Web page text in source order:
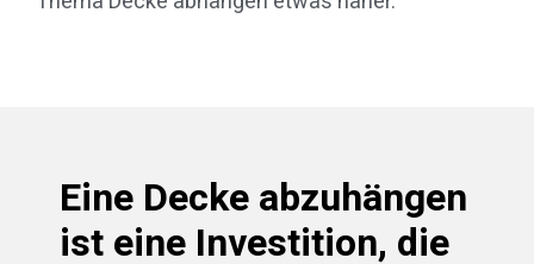
Eine Decke abzuhängen
ist eine Investition, die